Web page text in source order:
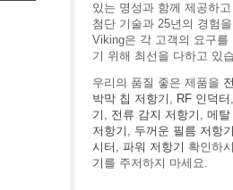
있는 명성과 함께 제공하
첨단 기술과 25년의 경험
Viking은 각 고객의 요구를
기 위해 최선을 다하고 있
우리의 품질 좋은 제품을
박막 칩 저항기 , RF 인덕터 ,
기 , 전류 감지 저항기 , 메탈
저항기 , 두꺼운 필름 저항기
시터 , 파워 저항기 확인하
기 를 주저하지 마세요.